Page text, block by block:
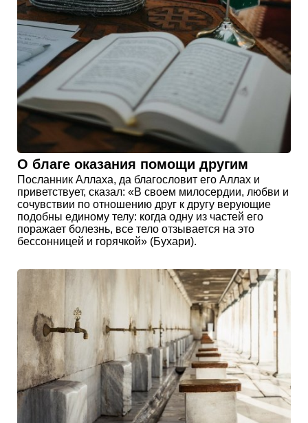
О благе оказания помощи другим
Посланник Аллаха, да благословит его Аллах и
приветствует, сказал: «В своем милосердии, любви и
сочувствии по отношению друг к другу верующие
подобны единому телу: когда одну из частей его
поражает болезнь, все тело отзывается на это
бессонницей и горячкой» (Бухари).